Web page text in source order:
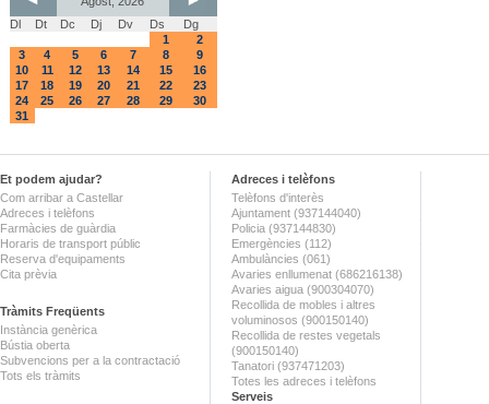
Dl
Dt Dc Dj Dv Ds
Dg
1
2
3
4 5 6 7 8
9
10
11 12 13 14 15
16
17
18 19 20 21 22
23
24
25 26 27 28 29
30
31
Et podem ajudar?
Com arribar a Castellar
Adreces i telèfons
Farmàcies de guàrdia
Horaris de transport públic
Reserva d'equipaments
Cita prèvia
Tràmits Freqüents
Instància genèrica
Bústia oberta
Subvencions per a la contractació
Tots els tràmits
Adreces i telèfons
Telèfons d'interès
Ajuntament (937144040)
Policia (937144830)
Emergències (112)
Ambulàncies (061)
Avaries enllumenat (686216138)
Avaries aigua (900304070)
Recollida de mobles i altres
voluminosos (900150140)
Recollida de restes vegetals
(900150140)
Tanatori (937471203)
Totes les adreces i telèfons
Serveis